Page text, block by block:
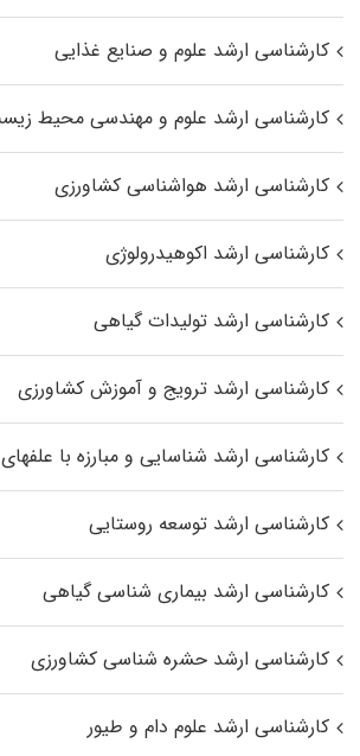
کارشناسی ارشد علوم و صنایع غذایی
کارشناسی ارشد علوم و مهندسی محیط
کارشناسی ارشد هواشناسی کشاورزی
کارشناسی ارشد اکوهیدرولوژی
کارشناسی ارشد تولیدات گیاهی
کارشناسی ارشد ترویج و آموزش کشاورزی
کارشناسی ارشد شناسایی و مبارزه با
کارشناسی ارشد توسعه روستایی
کارشناسی ارشد بیماری‌ شناسی گیاهی
کارشناسی ارشد حشره‌ شناسی کشاورزی
کارشناسی ارشد علوم دام و طیور